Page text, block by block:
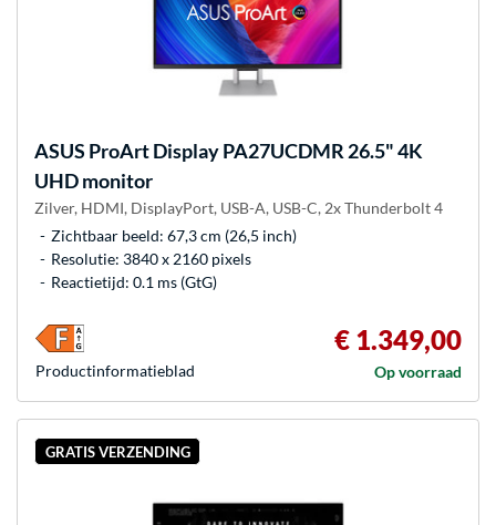
ASUS ProArt Display PA27UCDMR 26.5" 4K
UHD monitor
Zilver, HDMI, DisplayPort, USB-A, USB-C, 2x Thunderbolt 4
Zichtbaar beeld: 67,3 cm (26,5 inch)
Resolutie: 3840 x 2160 pixels
Reactietijd: 0.1 ms (GtG)
€ 1.349,00
Op voorraad
Product­informatieblad
GRATIS VERZENDING